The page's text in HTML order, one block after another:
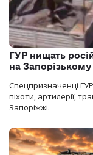
ГУР нищать
на
Спецпризначенці
піхоти, артилерії,
Запоріжжі.